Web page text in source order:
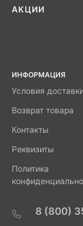
АКЦИИ
ИНФОРМАЦИЯ
Условия доставки
Возврат товара
Контакты
Реквизиты
Политика
8 (800)